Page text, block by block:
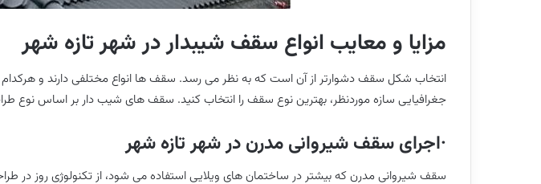
مزایا و معایب انواع سقف شیبدار در شهر تازه شهر
انتخاب شکل سقف دشوارتر از آن است که به نظر می رسد. سقف ها انواع مختلفی دارند و
جغرافیایی سازه موردنظر، بهترین نوع سقف را انتخاب کنید. سقف های شیب دار بر اساس نوع
·اجرای سقف شیروانی مدرن در شهر تازه شهر
سقف شیروانی مدرن که بیشتر در ساختمان های ویلایی استفاده می شود، از تکنولوژی روز در